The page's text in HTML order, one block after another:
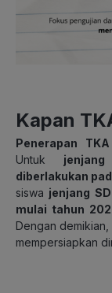
Kapan
Penerapan
Untuk
diberlakukan
siswa jenjang
mulai tahun
Dengan
mempersiapkan